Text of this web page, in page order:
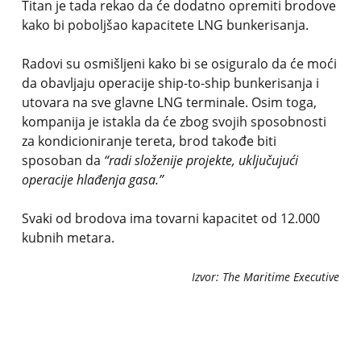
Titan je tada rekao da će dodatno opremiti brodove
kako bi poboljšao kapacitete LNG bunkerisanja.
Radovi su osmišljeni kako bi se osiguralo da će moći
da obavljaju operacije ship-to-ship bunkerisanja i
utovara na sve glavne LNG terminale. Osim toga,
kompanija je istakla da će zbog svojih sposobnosti
za kondicioniranje tereta, brod takođe biti
sposoban da “radi složenije projekte, uključujući
operacije hlađenja gasa.”
Svaki od brodova ima tovarni kapacitet od 12.000
kubnih metara.
Izvor: The Maritime Executive